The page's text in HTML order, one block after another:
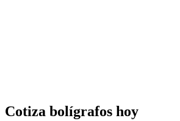
Cotiza bolígrafos hoy